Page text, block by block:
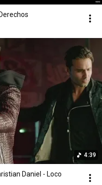
4:39
Daniel - Loco